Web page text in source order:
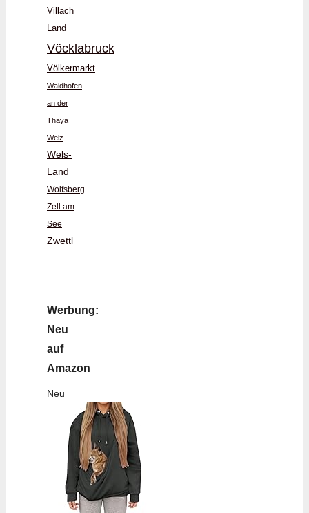
Villach
Land
Vöcklabruck
Völkermarkt
Waidhofen
an der
Thaya
Weiz
Wels-
Land
Wolfsberg
Zell am
See
Zwettl
Werbung:
Neu
auf
Amazon
Neu